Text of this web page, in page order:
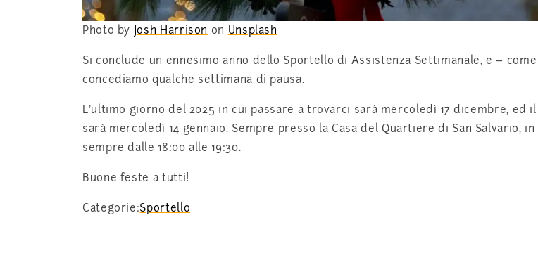
Photo by Josh Harrison on Unsplash
Si conclude un ennesimo anno dello Sportello di Assistenza Settimanale, e –
concediamo qualche settimana di pausa.
L’ultimo giorno del 2025 in cui passare a trovarci sarà mercoledì 17 dicembre, ed
sarà mercoledì 14 gennaio. Sempre presso la Casa del Quartiere di San Salvario,
sempre dalle 18:00 alle 19:30.
Buone feste a tutti!
Categorie:Sportello